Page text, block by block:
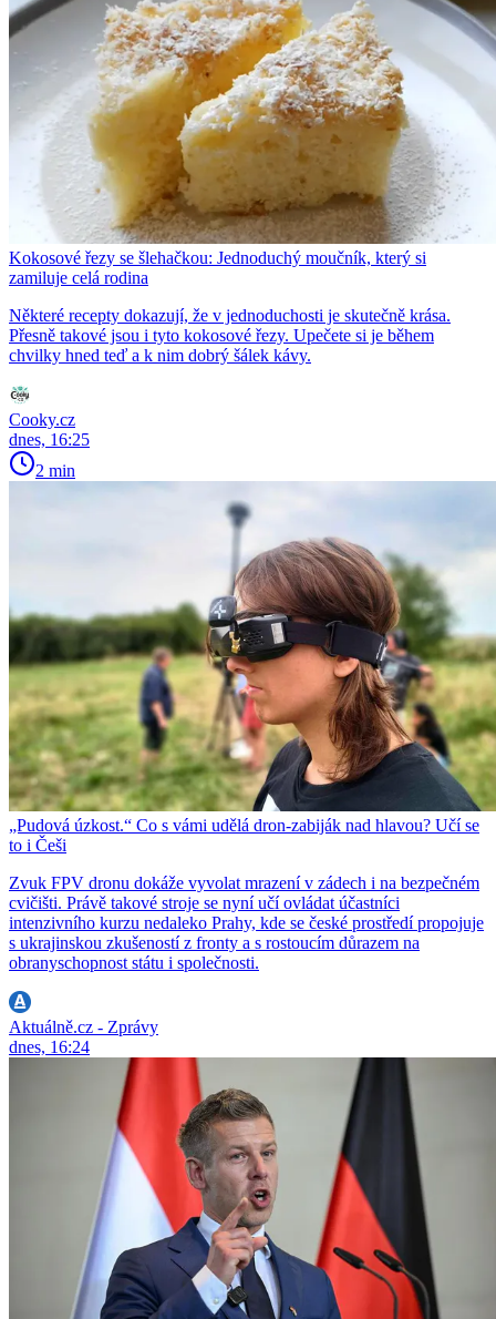
Kokosové řezy se šlehačkou: Jednoduchý moučník, který si
zamiluje celá rodina
Některé recepty dokazují, že v jednoduchosti je skutečně krása.
Přesně takové jsou i tyto kokosové řezy. Upečete si je během
chvilky hned teď a k nim dobrý šálek kávy.
Cooky.cz
dnes, 16:25
2 min
„Pudová úzkost.“ Co s vámi udělá dron-zabiják nad hlavou? Učí se
to i Češi
Zvuk FPV dronu dokáže vyvolat mrazení v zádech i na bezpečném
cvičišti. Právě takové stroje se nyní učí ovládat účastníci
intenzivního kurzu nedaleko Prahy, kde se české prostředí propojuje
s ukrajinskou zkušeností z fronty a s rostoucím důrazem na
obranyschopnost státu i společnosti.
Aktuálně.cz - Zprávy
dnes, 16:24